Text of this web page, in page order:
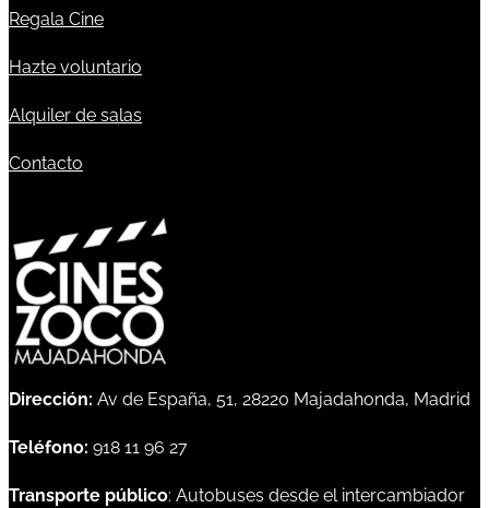
Regala Cine
Hazte voluntario
Alquiler de salas
Contacto
Dirección: Av de España, 51, 28220 Majadahonda, Madrid
Teléfono: 918 11 96 27
Transporte público: Autobuses desde el intercambiador